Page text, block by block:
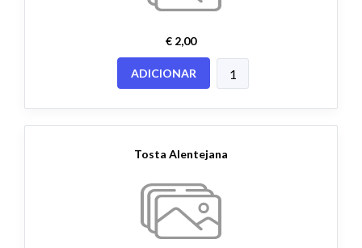
€ 2,00
ADICIONAR
Tosta Alentejana